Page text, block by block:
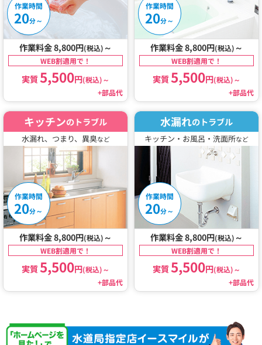
作業時間
20分～
作業料金 8,800円(税込) ～
WEB割適用で！
実質5,500円(税込)～
+部品代
作業時間
20分～
作業料金 8,800円(税込) ～
WEB割適用で！
実質5,500円(税込)～
+部品代
キッチンのトラブル
水漏れ、つまり、異臭など
作業時間
20分～
作業料金 8,800円(税込) ～
WEB割適用で！
実質5,500円(税込)～
+部品代
水漏れのトラブル
キッチン・お風呂・洗面所など
作業時間
20分～
作業料金 8,800円(税込) ～
WEB割適用で！
実質5,500円(税込)～
+部品代